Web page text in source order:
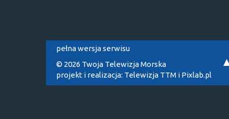
pełna wersja serwisu
© 2026 Twoja Telewizja Morska
projekt i realizacja: Telewizja TTM i Pixlab.pl